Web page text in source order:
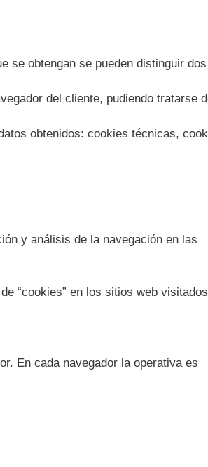
se obtengan se pueden distinguir dos
del cliente, pudiendo tratarse
obtenidos: cookies técnicas,
y análisis de la navegación en las
“cookies” en los sitios web
En cada navegador la operativa es